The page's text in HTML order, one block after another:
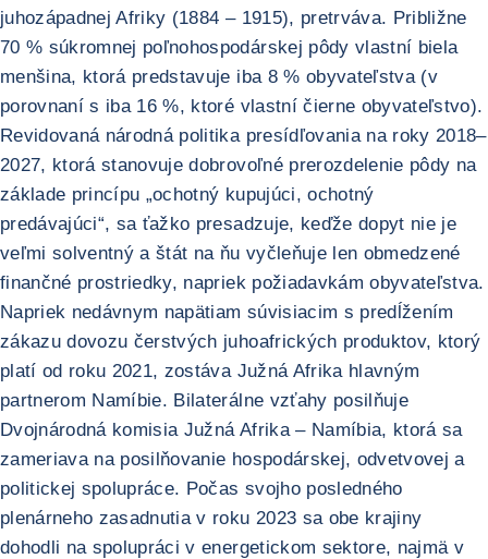
juhozápadnej Afriky (1884 – 1915), pretrváva. Približne
70 % súkromnej poľnohospodárskej pôdy vlastní biela
menšina, ktorá predstavuje iba 8 % obyvateľstva (v
porovnaní s iba 16 %, ktoré vlastní čierne obyvateľstvo).
Revidovaná národná politika presídľovania na roky 2018–
2027, ktorá stanovuje dobrovoľné prerozdelenie pôdy na
základe princípu „ochotný kupujúci, ochotný
predávajúci“, sa ťažko presadzuje, keďže dopyt nie je
veľmi solventný a štát na ňu vyčleňuje len obmedzené
finančné prostriedky, napriek požiadavkám obyvateľstva.
Napriek nedávnym napätiam súvisiacim s predĺžením
zákazu dovozu čerstvých juhoafrických produktov, ktorý
platí od roku 2021, zostáva Južná Afrika hlavným
partnerom Namíbie. Bilaterálne vzťahy posilňuje
Dvojnárodná komisia Južná Afrika – Namíbia, ktorá sa
zameriava na posilňovanie hospodárskej, odvetvovej a
politickej spolupráce. Počas svojho posledného
plenárneho zasadnutia v roku 2023 sa obe krajiny
dohodli na spolupráci v energetickom sektore, najmä v